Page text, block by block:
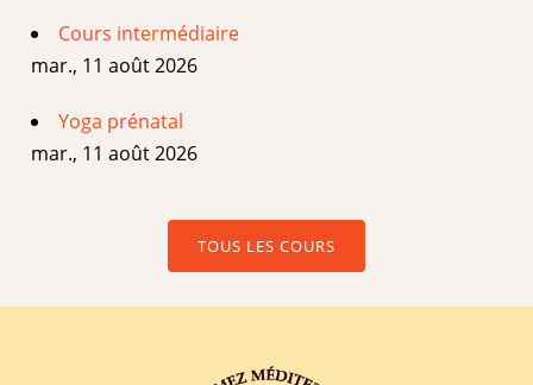
Cours intermédiaire
mar., 11 août 2026
Yoga prénatal
mar., 11 août 2026
TOUS LES COURS